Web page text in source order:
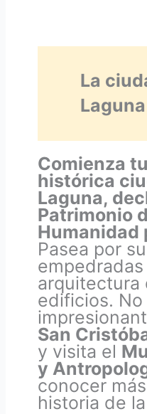
La
Laguna
Comienza
histórica
Laguna,
Patrimonio
Humanidad
Pasea por
arquitectura
edificios.
San
y visita el
y
conocer
historia de